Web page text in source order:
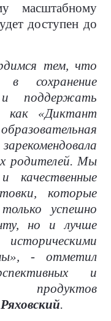
масштабному
доступен до
тем, что
сохранение
поддержать
как «Диктант
родителей. Мы
качественные
которые
успешно
но и лучше
- отметил
и
.